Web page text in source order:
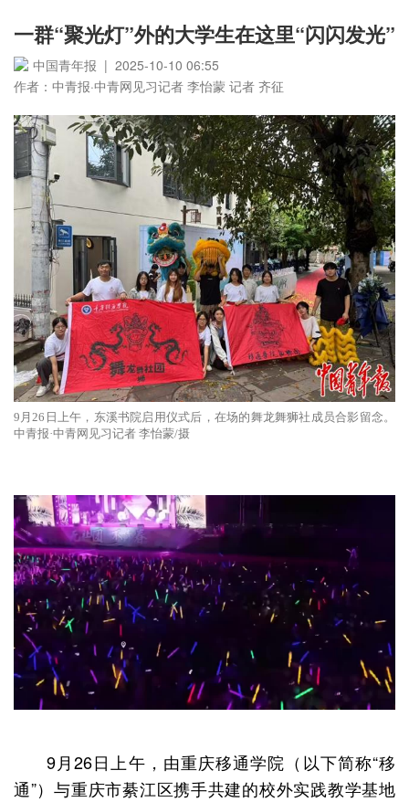
一群“聚光灯”外的大学生在这里“闪闪发光”
中国青年报 | 2025-10-10 06:55
作者：中青报·中青网见习记者 李怡蒙 记者 齐征
9月26日上午，东溪书院启用仪式后，在场的舞龙舞狮社成员合影留念。
中青报·中青网见习记者 李怡蒙/摄
9月26日上午，由重庆移通学院（以下简称“移
通”）与重庆市綦江区携手共建的校外实践教学基地